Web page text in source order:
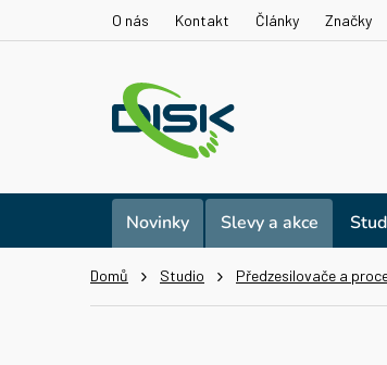
O nás Kontakt Články Značky
Novinky Slevy a akce
Domů Studio Předzesilovače a